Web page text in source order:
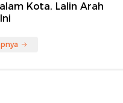
Kota, Lalin Arah